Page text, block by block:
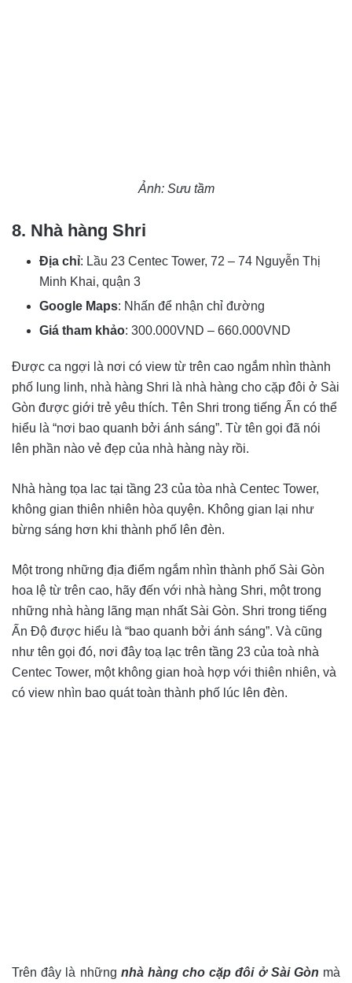
Ảnh: Sưu tầm
8. Nhà hàng Shri
Địa chỉ: Lầu 23 Centec Tower, 72 – 74 Nguyễn Thị
Minh Khai, quận 3
Google Maps: Nhấn để nhận chỉ đường
Giá tham khảo: 300.000VND – 660.000VND
Được ca ngợi là nơi có view từ trên cao ngắm nhìn thành
phố lung linh, nhà hàng Shri là nhà hàng cho cặp đôi ở Sài
Gòn được giới trẻ yêu thích. Tên Shri trong tiếng Ấn có thể
hiểu là “nơi bao quanh bởi ánh sáng”. Từ tên gọi đã nói
lên phần nào vẻ đẹp của nhà hàng này rồi.
Nhà hàng tọa lac tại tầng 23 của tòa nhà Centec Tower,
không gian thiên nhiên hòa quyện. Không gian lại như
bừng sáng hơn khi thành phố lên đèn.
Một trong những địa điểm ngắm nhìn thành phố Sài Gòn
hoa lệ từ trên cao, hãy đến với nhà hàng Shri, một trong
những nhà hàng lãng mạn nhất Sài Gòn. Shri trong tiếng
Ấn Độ được hiểu là “bao quanh bởi ánh sáng”. Và cũng
như tên gọi đó, nơi đây toạ lạc trên tầng 23 của toà nhà
Centec Tower, một không gian hoà hợp với thiên nhiên, và
có view nhìn bao quát toàn thành phố lúc lên đèn.
Trên đây là những nhà hàng cho cặp đôi ở Sài Gòn mà